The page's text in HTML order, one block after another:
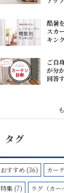
酷暑
スカ
キン
ご自
が分
回答
タグ
おすすめ (36) カー
特集 (7) ラグ（カー